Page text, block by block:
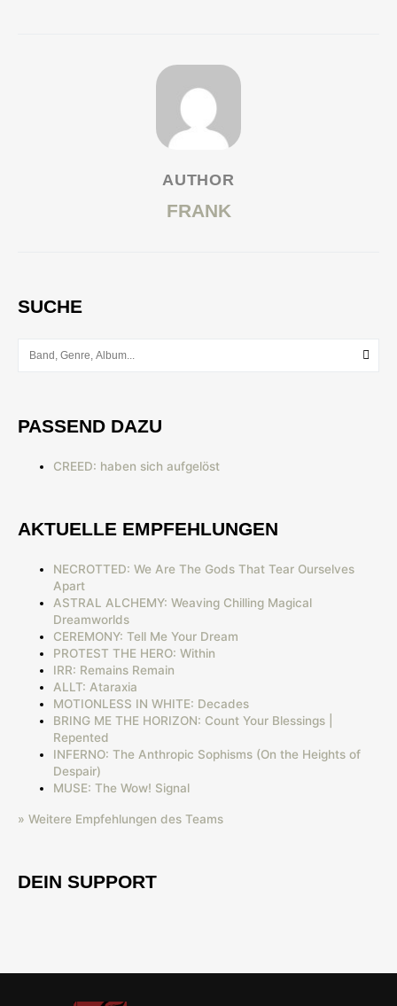
AUTHOR
FRANK
SUCHE
PASSEND DAZU
CREED: haben sich aufgelöst
AKTUELLE EMPFEHLUNGEN
NECROTTED: We Are The Gods That Tear Ourselves
Apart
ASTRAL ALCHEMY: Weaving Chilling Magical
Dreamworlds
CEREMONY: Tell Me Your Dream
PROTEST THE HERO: Within
IRR: Remains Remain
ALLT: Ataraxia
MOTIONLESS IN WHITE: Decades
BRING ME THE HORIZON: Count Your Blessings |
Repented
INFERNO: The Anthropic Sophisms (On the Heights of
Despair)
MUSE: The Wow! Signal
» Weitere Empfehlungen des Teams
DEIN SUPPORT